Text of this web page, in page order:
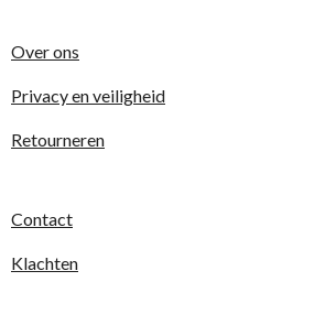
Over ons
Privacy en veiligheid
Retourneren
Contact
Klachten